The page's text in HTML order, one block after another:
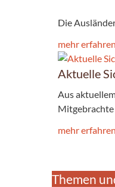
Die
mehr erfahren
Aktuelle
Aus
Mitgebrachte
mehr erfahren
Themen